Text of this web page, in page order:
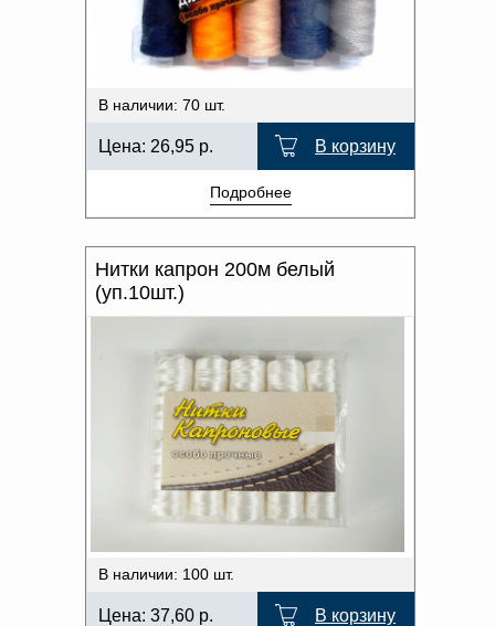
Доверенность на
получение груза
Документы по работе с
персональными данными
Вопросы и ответы
Новости | Статьи
В наличии: 70 шт.
Цена: 26,95 р. В корзину
Подробнее
Нитки капрон 200м белый
(уп.10шт.)
В наличии: 100 шт.
Цена: 37,60 р. В корзину
Добавить
в